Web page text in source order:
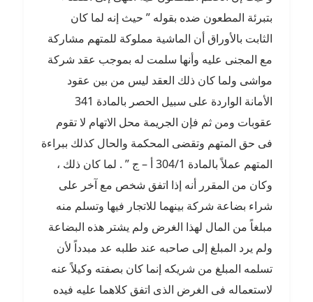
بتبرئة المطعون ضده بقوله ” حيث إنه لما كان
الثابت بالأوراق أن الماشية مملوكة للمتهم مشاركة
مع المجنى عليه وأنها سلمت له بموجب عقد شركة
مواشى ولما كان ذلك العقد ليس من بين عقود
الأمانة الواردة على سبيل الحصر بالمادة 341
عقوبات ومن ثم فإن الجريمة محل الاتهام لا تقوم
فى حق المتهم وتقضى المحكمة والحال كذلك ببراءة
المتهم عملاً بالمادة 304/1 أ – ج ” . لما كان ذلك ،
وكان من المقرر أنه إذا اتفق شخص مع آخر على
شراء بضاعة شركة بينهما للاتجار فيها وتسلم منه
مبلغاً من المال لهذا الغرض ولم يشتر هذه البضاعة
ولم يرد المبلغ إلى صاحبه عند طلبه عد مبدداً لأن
تسلمه المبلغ من شريكه إنما كان بصفته وكيلاً عنه
لاستعماله فى الغرض الذى اتفق كلاهما عليه فيده